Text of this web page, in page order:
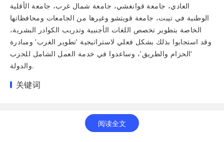
العادي، جامعة قوانغشي، جامعة شمال غرب، جامعة الأقلية
الوطنية في تيبت، جامعة قويتشو وغيرها من الجامعات ومحافظاتها
الخاصة بتطوير تخصص اللغات الأجنبية وتدريب الكوادر البشرية،
وقد استجابوا بذلك بشكل فعلي لاستراتيجية 'تطوير الغرب' ومبادرة
'الحزام والطريق'، وساعدوا في خدمة العمل الشامل للحزب
والدولة.
关键词
阅读全文